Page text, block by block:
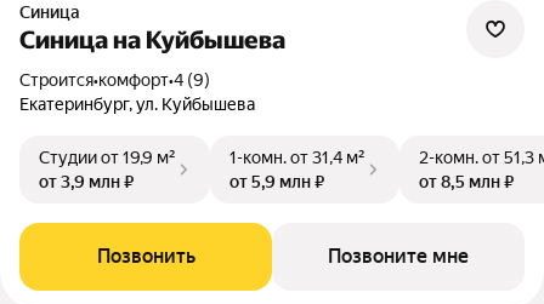
Синица
Синица на Куйбышева
Строится•комфорт•4 (9)
Екатеринбург, ул. Куйбышева
Студииот 19,9 м²
от 3,9 млн ₽
1-комн.от 31,4 м²
от 5,9 млн ₽
2-комн.от 51,3
от 8,5 млн ₽
Позвонить Позвоните мне